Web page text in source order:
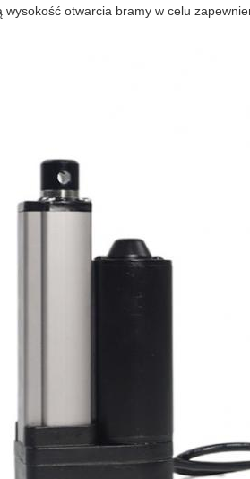
wysokość otwarcia bramy w celu